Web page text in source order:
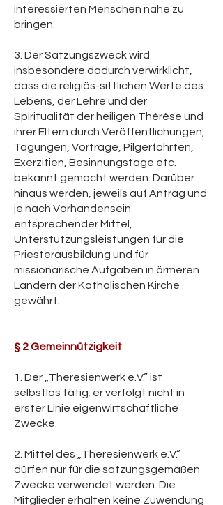
interessierten Menschen nahe zu
bringen.
3. Der Satzungszweck wird
insbesondere dadurch verwirklicht,
dass die religiös-sittlichen Werte des
Lebens, der Lehre und der
Spiritualität der heiligen Thérèse und
ihrer Eltern durch Veröffentlichungen,
Tagungen, Vorträge, Pilgerfahrten,
Exerzitien, Besinnungstage etc.
bekannt gemacht werden. Darüber
hinaus werden, jeweils auf Antrag und
je nach Vorhandensein
entsprechender Mittel,
Unterstützungsleistungen für die
Priesterausbildung und für
missionarische Aufgaben in ärmeren
Ländern der Katholischen Kirche
gewährt.
§ 2 Gemeinnützigkeit
1. Der „Theresienwerk e.V.” ist
selbstlos tätig; er verfolgt nicht in
erster Linie eigenwirtschaftliche
Zwecke.
2. Mittel des „Theresienwerk e.V.”
dürfen nur für die satzungsgemäßen
Zwecke verwendet werden. Die
Mitglieder erhalten keine Zuwendung